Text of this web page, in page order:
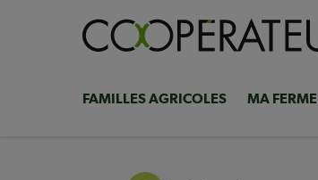
Navigation
FAMILLES AGRICOLES MA FERME